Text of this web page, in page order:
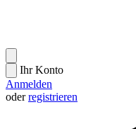
Ihr Konto
Anmelden
oderregistrieren